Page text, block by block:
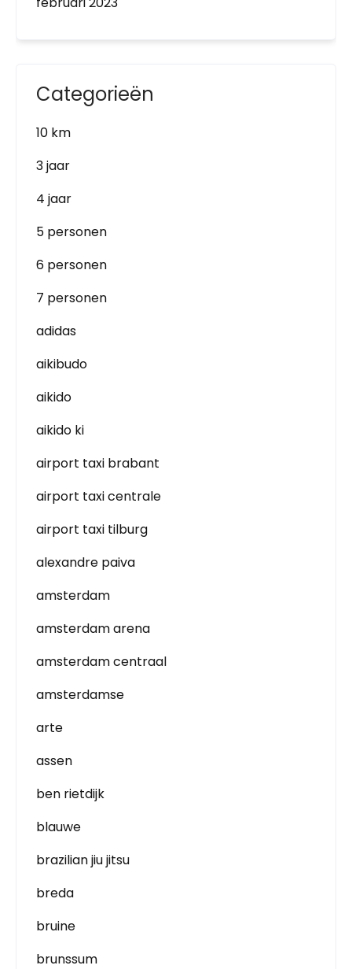
Categorieën
10 km
3 jaar
4 jaar
5 personen
6 personen
7 personen
adidas
aikibudo
aikido
aikido ki
airport taxi brabant
airport taxi centrale
airport taxi tilburg
alexandre paiva
amsterdam
amsterdam arena
amsterdam centraal
amsterdamse
arte
assen
ben rietdijk
blauwe
brazilian jiu jitsu
breda
bruine
brunssum